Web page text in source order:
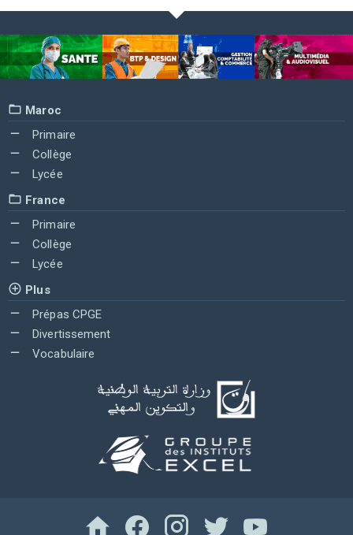
Maroc
Primaire
Collège
Lycée
France
Primaire
Collège
Lycée
Plus
Prépas CPGE
Divertissement
Vocabulaire